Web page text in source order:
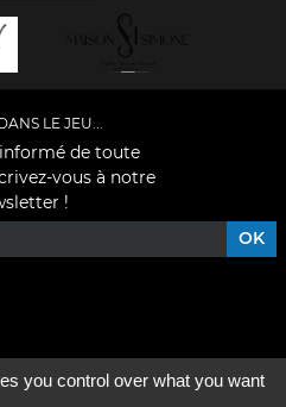
LE JEU...
de toute
vous à notre
!
you control over what you want